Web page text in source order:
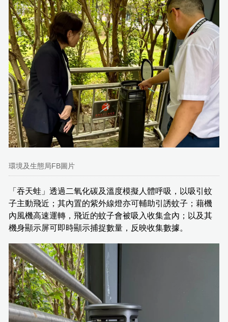
環境及生態局FB圖片
「吞天蛙」透過二氧化碳及溫度模擬人體呼吸，以吸引蚊
子主動飛近；其內置的紫外線燈亦可輔助引誘蚊子；藉機
內風機高速運轉，飛近的蚊子會被吸入收集盒內；以及其
機身顯示屏可即時顯示捕捉數量，反映收集數據。